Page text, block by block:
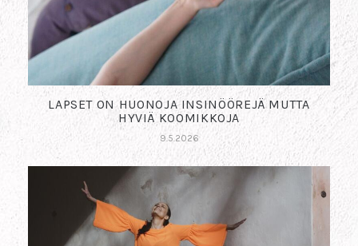
LAPSET ON HUONOJA INSINÖÖREJÄ MUTTA
HYVIÄ KOOMIKKOJA
9.5.2026